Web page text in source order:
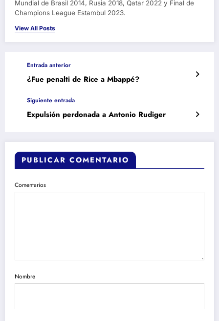
Mundial de Brasil 2014, Rusia 2018, Qatar 2022 y Final de
Champions League Estambul 2023.
View All Posts
Entrada anterior
¿Fue penalti de Rice a Mbappé?
Siguiente entrada
Expulsión perdonada a Antonio Rudiger
PUBLICAR COMENTARIO
Comentarios
Nombre